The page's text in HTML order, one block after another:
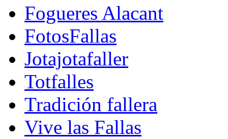
Fogueres Alacant
FotosFallas
Jotajotafaller
Totfalles
Tradición fallera
Vive las Fallas